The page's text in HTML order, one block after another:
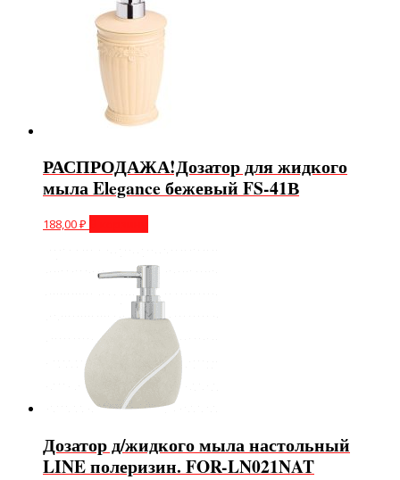
РАСПРОДАЖА!Дозатор для жидкого
мыла Elegance бежевый FS-41В
188,00₽
Дозатор д/жидкого мыла настольный
LINE полеризин. FOR-LN021NAT